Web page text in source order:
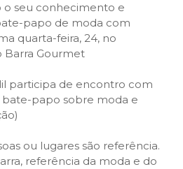
o seu conhecimento e
papo de moda com
quarta-feira, 24, no
Barra Gourmet
participa de encontro com
bate-papo sobre moda e
ou lugares são referência.
referência da moda e do